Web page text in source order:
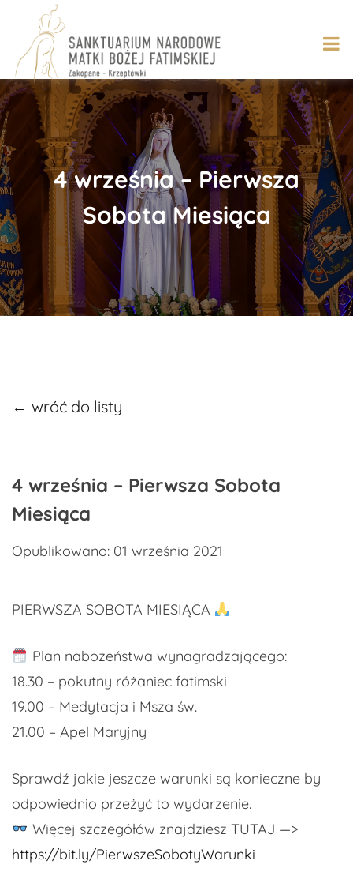
content
4 września – Pierwsza
Sobota Miesiąca
← wróć do listy
4 września – Pierwsza Sobota
Miesiąca
Opublikowano: 01 września 2021
PIERWSZA SOBOTA MIESIĄCA
Plan nabożeństwa wynagradzającego:
18.30 – pokutny różaniec fatimski
19.00 – Medytacja i Msza św.
21.00 – Apel Maryjny
Sprawdź jakie jeszcze warunki są konieczne by
odpowiednio przeżyć to wydarzenie.
Więcej szczegółów znajdziesz TUTAJ —>
https://bit.ly/PierwszeSobotyWarunki